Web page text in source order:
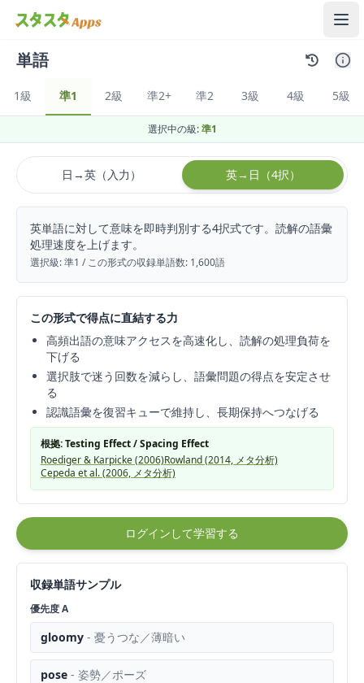
メ
単語
1級 準1 2級 準2+ 準2 3級 4級 5級
選択中の級: 準1
日→英（入力） 英→日（4択）
英単語に対して意味を即時判別する4択式です。読解の語彙
処理速度を上げます。
選択級:準1 / この形式の収録単語数: 1,600語
この形式で得点に直結する力
高頻出語の意味アクセスを高速化し、読解の処理負荷を
下げる
選択肢で迷う回数を減らし、語彙問題の得点を安定させ
る
認識語彙を復習キューで維持し、長期保持へつなげる
根拠: Testing Effect / Spacing Effect
Roediger & Karpicke (2006)Rowland (2014, メタ分析)
Cepeda et al. (2006, メタ分析)
ログインして学習する
収録単語サンプル
優先度A
gloomy - 憂うつな／薄暗い
pose - 姿勢／ポーズ